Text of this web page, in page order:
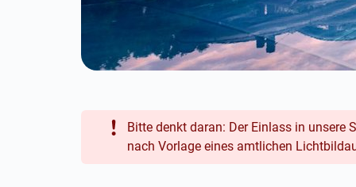
Bitte denkt daran: Der Einlass in unsere
nach Vorlage eines amtlichen